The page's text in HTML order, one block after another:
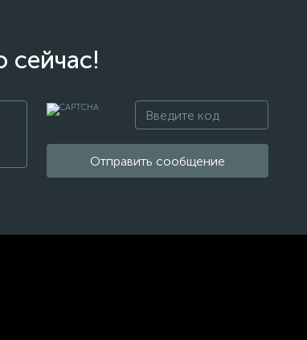
сейчас!
Отправить сообщение